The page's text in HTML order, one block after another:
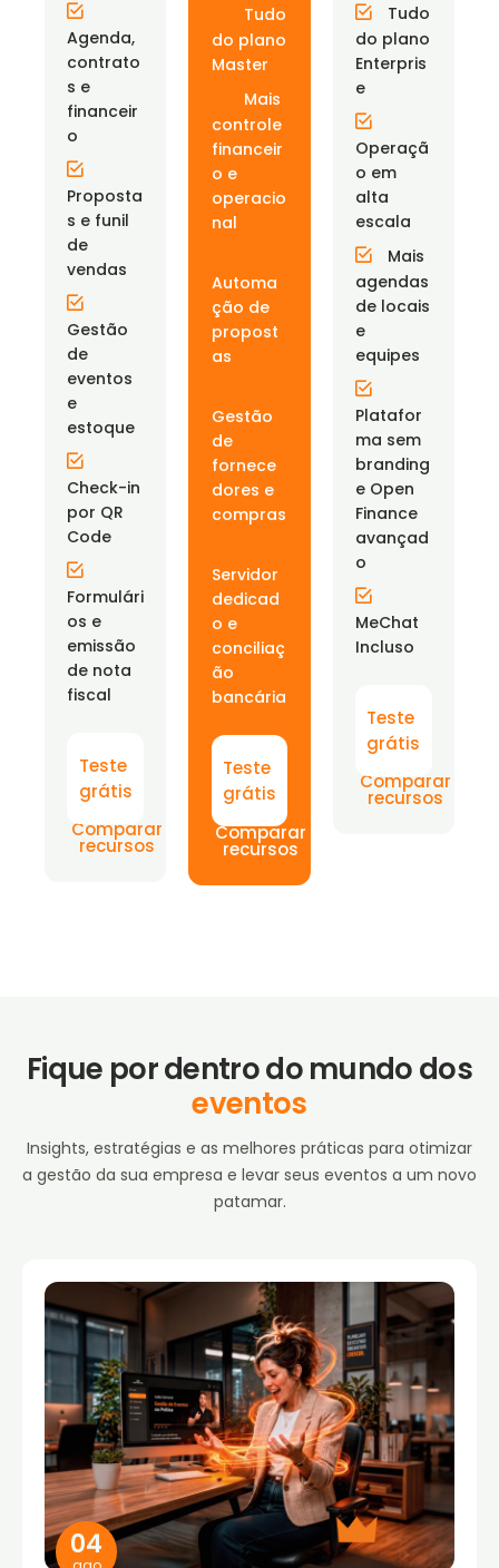
Agenda,
contrato
s e
financeir
o
Proposta
s e funil
de
vendas
Gestão
de
eventos
e
estoque
Check-in
por QR
Code
Formulári
os e
emissão
de nota
fiscal
Teste
grátis
Comparar
recursos
Tudo
do plano
Master
Mais
controle
financeir
o e
operacio
nal
Automa
ção de
propost
as
Gestão
de
fornece
dores e
compras
Servidor
dedicad
o e
conciliaç
ão
bancária
Teste
grátis
Comparar
recursos
Tudo
do plano
Enterpris
e
Operaçã
o em
alta
escala
Mais
agendas
de locais
e
equipes
Platafor
ma sem
branding
e Open
Finance
avançad
o
MeChat
Incluso
Teste
grátis
Comparar
recursos
Fique por dentro do mundo dos
eventos
Insights, estratégias e as melhores práticas para otimizar
a gestão da sua empresa e levar seus eventos a um novo
patamar.
04